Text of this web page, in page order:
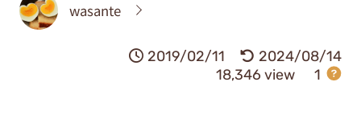
wasante
2019/02/11
2024/08/14
18,346 view
1